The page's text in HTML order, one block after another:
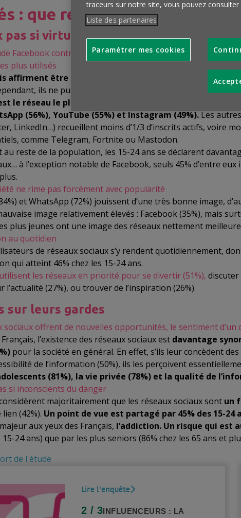
: que retenir de cette enquête
pas si virtuels
Facebook contrairement aux autres générations qui
plus utilisés
affirment être inscrits en moyenne sur 4 réseaux
ils ne publient régulièrement que sur 2 d’entre eux
le réseau le plus utilisé avec 71% de la population qui y
(56%), YouTube (55%) et Instagram (49%).Les
LinkedIn…) recueillent moins d’1/3 d’inscrits actifs, voire
comme Telegram, Fortnite ou Mastodon.
au reste de la population, les 15-24 ans se déclarent
à l’exception notable de Facebook, seuls 45% d’entre
ne rime pas forcément avec popularité
et WhatsApp (72%) jouissent d’une très bonne image,
image relativement élevés : Facebook (35%), mais
plus jeunes ont une image des réseaux nettement
au quotidien
de réseaux sociaux s’y rendent quotidiennement,
qui atteint 46% chez les 15-24 ans.
les réseaux en priorité pour se divertir (51%), discuter
l’actualité (27%), ou trouver de l’inspiration (26%).
sur leurs gardes
sociaux offrent de nouvelles opportunités, le sentiment d’un
l’existence des réseaux sociaux est davantage
pour la société en général. En effet, s’ils leur concèdent
de l’information (50%), ils les perçoivent
(81%), la vie privée (78%) et la qualité de
si inconscients du danger
majoritairement que les réseaux sociaux sont un
(42%). Un point de vue est partagé par 45% des 15-24
aux yeux des Français, l’addiction. Un risque qui est
15-24 ans) que par les plus seniors (86% chez les 65 ans et
de l'étude
Lire l'enquête
2 / 3INFLUENCEURS : LA
traceurs sur notre site, vous pouvez
Liste des partenaires
Paramétrer mes cookies